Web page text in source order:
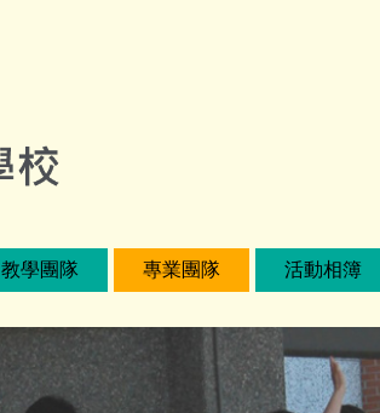
教學團隊 專業團隊 活動相簿